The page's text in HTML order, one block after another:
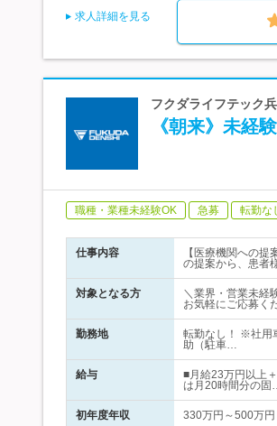
求人詳細を見る
フクダライフテック
《朝来》未経
職種・業種未経験OK 急募 転勤な
仕事内容
【医療機関への
の提案から、患者
対象となる方
＼業界・営業未経
お気軽にご応募く
勤務地
転勤なし！ ※社用
助（駐車…
給与
■月給23万円以上
は月20時間分の固
初年度年収 330万円～500万円